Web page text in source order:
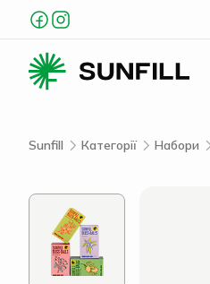
Sunfill Категорії Набори